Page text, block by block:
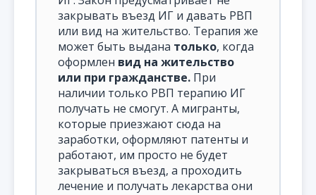
закрывать въезд ИГ и давать РВП
или вид на жительство. Терапия же
может быть выдана только, когда
оформлен вид на жительство
или при гражданстве. При
наличии только РВП терапию ИГ
получать не смогут. А мигранты,
которые приезжают сюда на
заработки, оформляют патенты и
работают, им просто не будет
закрываться въезд, а проходить
лечение и получать лекарства они